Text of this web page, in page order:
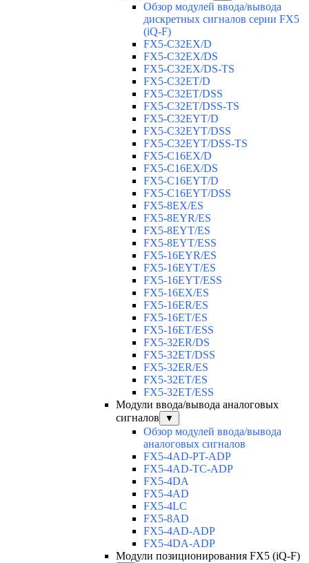
Обзор модулей ввода/вывода
дискретных сигналов серии FX5
(iQ-F)
FX5-C32EX/D
FX5-C32EX/DS
FX5-C32EX/DS-TS
FX5-C32ET/D
FX5-C32ET/DSS
FX5-C32ET/DSS-TS
FX5-C32EYT/D
FX5-C32EYT/DSS
FX5-C32EYT/DSS-TS
FX5-C16EX/D
FX5-C16EX/DS
FX5-C16EYT/D
FX5-C16EYT/DSS
FX5-8EX/ES
FX5-8EYR/ES
FX5-8EYT/ES
FX5-8EYT/ESS
FX5-16EYR/ES
FX5-16EYT/ES
FX5-16EYT/ESS
FX5-16EX/ES
FX5-16ER/ES
FX5-16ET/ES
FX5-16ET/ESS
FX5-32ER/DS
FX5-32ET/DSS
FX5-32ER/ES
FX5-32ET/ES
FX5-32ET/ESS
Модули ввода/вывода аналоговых
сигналов
▼
Обзор модулей ввода/вывода
аналоговых сигналов
FX5-4AD-PT-ADP
FX5-4AD-TC-ADP
FX5-4DA
FX5-4AD
FX5-4LC
FX5-8AD
FX5-4AD-ADP
FX5-4DA-ADP
Модули позиционирования FX5 (iQ-F)